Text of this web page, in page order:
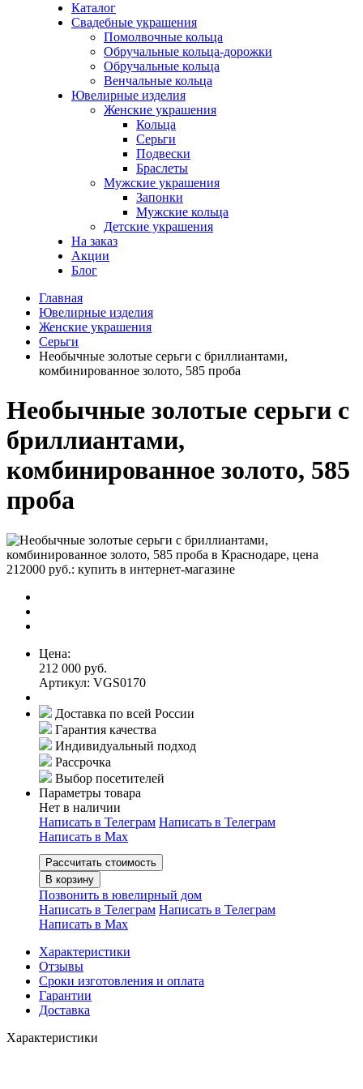
Каталог
Свадебные украшения
Помолвочные кольца
Обручальные кольца-дорожки
Обручальные кольца
Венчальные кольца
Ювелирные изделия
Женские украшения
Кольца
Серьги
Подвески
Браслеты
Мужские украшения
Запонки
Мужские кольца
Детские украшения
На заказ
Акции
Блог
Главная
Ювелирные изделия
Женские украшения
Серьги
Необычные золотые серьги с бриллиантами,
комбинированное золото, 585 проба
Необычные золотые серьги с
бриллиантами,
комбинированное золото, 585
проба
Цена:
212 000 руб.
Артикул: VGS0170
Доставка по всей России
Гарантия качества
Индивидуальный подход
Рассрочка
Выбор посетителей
Параметры товара
Нет в наличии
Написать в Телеграм Написать в Телеграм
Написать в Мах
Рассчитать стоимость
В корзину
Позвонить в ювелирный дом
Написать в Телеграм Написать в Телеграм
Написать в Мах
Характеристики
Отзывы
Сроки изготовления и оплата
Гарантии
Доставка
Характеристики